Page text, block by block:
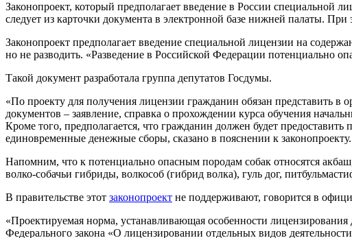
Законопроект, который предполагает введение в России специальной
следует из карточки документа в электронной базе нижней палаты.
Законопроект предполагает введение специальной лицензии на
но не разводить. «Разведение в Российской Федерации потенциально
Такой документ разработала группа депутатов Госдумы.
«По проекту для получения лицензии гражданин обязан представить в
документов – заявление, справка о прохождении курса обучения
Кроме того, предполагается, что гражданин должен будет
единовременные денежные сборы, сказано в пояснении к законопроекту.
Напомним, что к потенциально опасным породам собак относятся
волко-собачьи гибриды, волкособ (гибрид волка), гуль дог,
В правительстве этот законопроект не поддерживают, говорится в
«Проектируемая норма, устанавливающая особенности
Федерального закона «О лицензировании отдельных видов